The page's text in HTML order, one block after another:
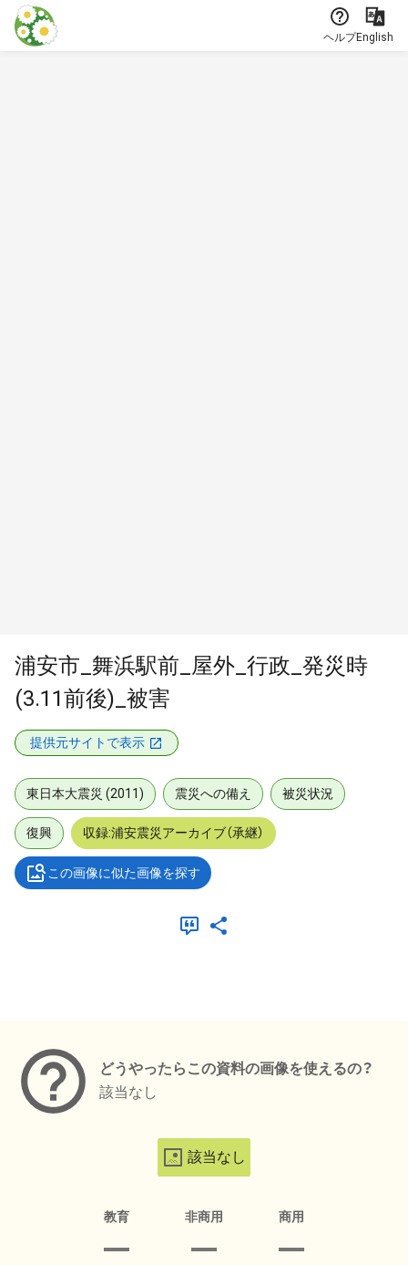
本文に飛ぶ
ヘルプEnglish
浦安市_舞浜駅前_屋外_行政_発災時
(3.11前後)_被害
提供元サイトで表示
東日本大震災 (2011) 震災への備え 被災状況
復興 収録:浦安震災アーカイブ（承継）
この画像に似た画像を探す
どうやったらこの資料の画像を使えるの？
該当なし
該当なし
教育 非商用 商用